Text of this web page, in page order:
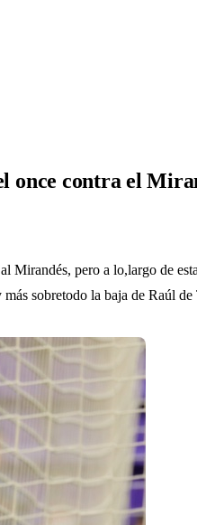
once contra el
pero a lo,largo de
sobretodo la baja de Raúl de